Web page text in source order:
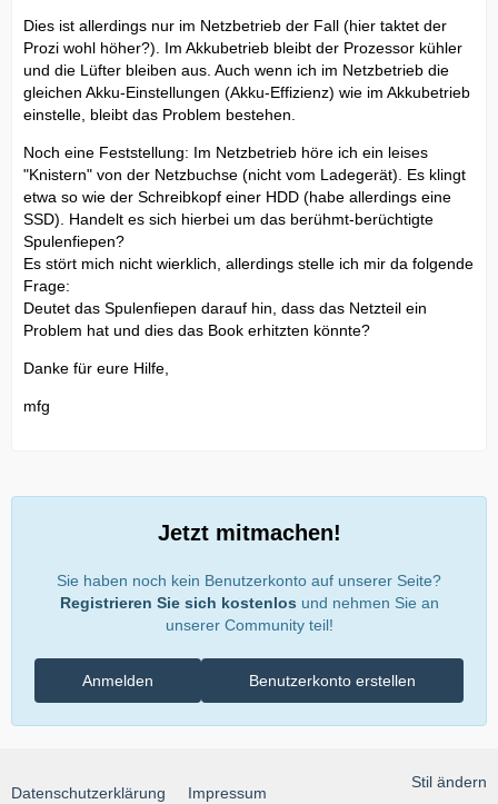
Dies ist allerdings nur im Netzbetrieb der Fall (hier taktet der
Prozi wohl höher?). Im Akkubetrieb bleibt der Prozessor kühler
und die Lüfter bleiben aus. Auch wenn ich im Netzbetrieb die
gleichen Akku-Einstellungen (Akku-Effizienz) wie im Akkubetrieb
einstelle, bleibt das Problem bestehen.
Noch eine Feststellung: Im Netzbetrieb höre ich ein leises
"Knistern" von der Netzbuchse (nicht vom Ladegerät). Es klingt
etwa so wie der Schreibkopf einer HDD (habe allerdings eine
SSD). Handelt es sich hierbei um das berühmt-berüchtigte
Spulenfiepen?
Es stört mich nicht wierklich, allerdings stelle ich mir da folgende
Frage:
Deutet das Spulenfiepen darauf hin, dass das Netzteil ein
Problem hat und dies das Book erhitzten könnte?
Danke für eure Hilfe,
mfg
Jetzt mitmachen!
Sie haben noch kein Benutzerkonto auf unserer Seite?
Registrieren Sie sich kostenlos und nehmen Sie an
unserer Community teil!
Benutzerkonto erstellen
Anmelden
Stil ändern
Datenschutzerklärung Impressum